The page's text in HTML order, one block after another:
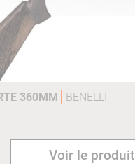
360MM BENELLI
Voir le produit